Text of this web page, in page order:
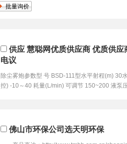
供应 慧聪网优质供应商 优质供
电议
除尘雾炮参数型 号 BSD-111型水平射程(m) 30
控) -10～40 耗量(L/min) 可调节 150~200 液泵
佛山市环保公司选天明环保